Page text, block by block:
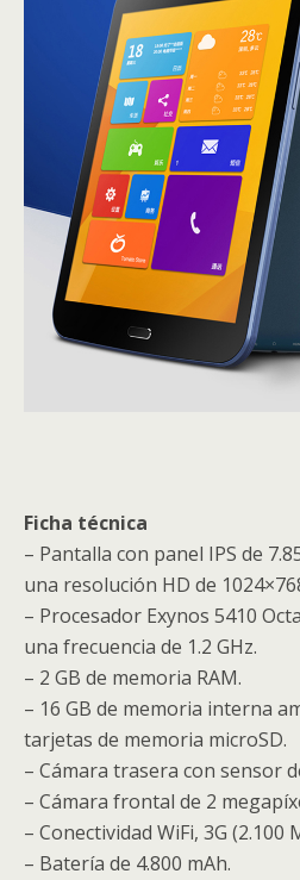
Ficha técnica
– Pantalla con panel IPS de
una resolución HD de
– Procesador Exynos 5410
una frecuencia de 1.2 GHz.
– 2 GB de memoria RAM.
– 16 GB de memoria interna
tarjetas de memoria microSD.
– Cámara trasera con sensor
– Cámara frontal de 2
– Conectividad WiFi, 3G (2.100
– Batería de 4.800 mAh.